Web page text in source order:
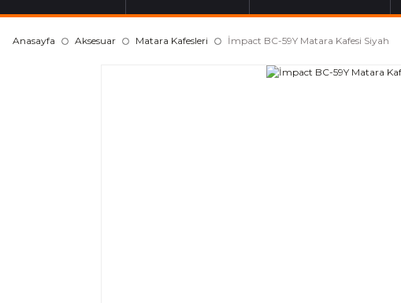
Anasayfa Aksesuar Matara Kafesleri İmpact BC-59Y Matara Kafesi Siyah